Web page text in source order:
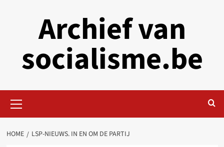
Archief van
socialisme.be
Menu
HOME LSP-NIEUWS. IN EN OM DE PARTIJ